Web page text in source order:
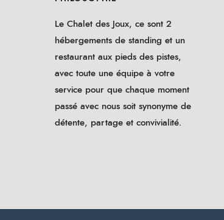
Le Chalet des Joux, ce sont 2
hébergements de standing et un
restaurant aux pieds des pistes,
avec toute une équipe à votre
service pour que chaque moment
passé avec nous soit synonyme de
détente, partage et convivialité.